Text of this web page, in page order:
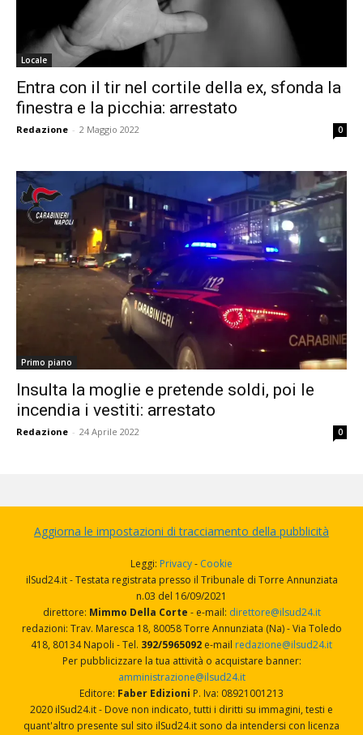
Locale
Entra con il tir nel cortile della ex, sfonda la
finestra e la picchia: arrestato
Redazione - 2 Maggio 2022 0
Primo piano
Insulta la moglie e pretende soldi, poi le
incendia i vestiti: arrestato
Redazione - 24 Aprile 2022 0
Aggiorna le impostazioni di tracciamento della pubblicità
Leggi: Privacy- Cookie
ilSud24.it - Testata registrata presso il Tribunale di Torre Annunziata
n.03 del 16/09/2021
direttore: Mimmo Della Corte - e-mail: direttore@ilsud24.it
redazioni: Trav. Maresca 18, 80058 Torre Annunziata (Na) - Via Toledo
418, 80134 Napoli - Tel. 392/5965092 e-mail redazione@ilsud24.it
Per pubblicizzare la tua attività o acquistare banner:
amministrazione@ilsud24.it
Editore: Faber Edizioni P. Iva: 08921001213
2020 ilSud24.it - Dove non indicato, tutti i diritti su immagini, testi e
quant'altro presente sul sito ilSud24.it sono da intendersi con licenza